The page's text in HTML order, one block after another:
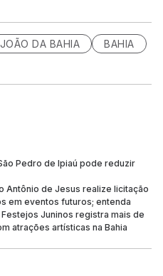
DA BAHIA
BAHIA
Pedro de Ipiaú pode reduzir
Antônio de Jesus realize licitação
em eventos futuros; entenda
Juninos registra mais de
atrações artísticas na Bahia